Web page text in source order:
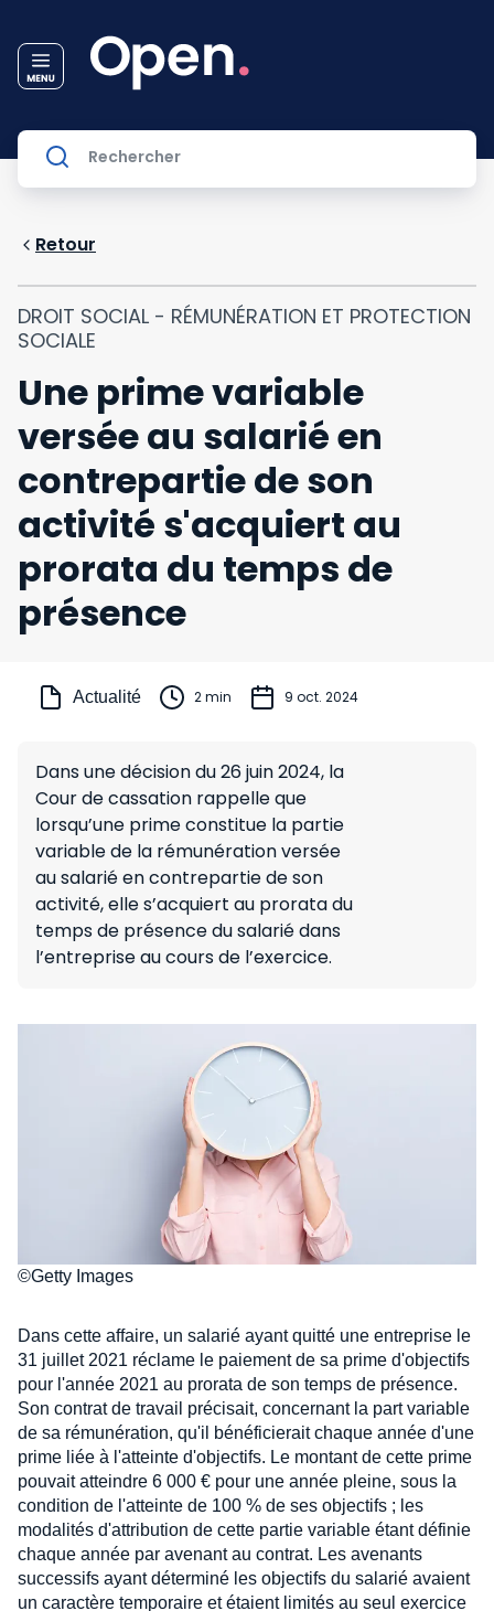
Retour
DROIT SOCIAL - RÉMUNÉRATION ET PROTECTION
SOCIALE
Une prime variable
versée au salarié en
contrepartie de son
activité s'acquiert au
prorata du temps de
présence
Actualité 2 min 9 oct. 2024
Dans une décision du 26 juin 2024, la
Cour de cassation rappelle que
lorsqu’une prime constitue la partie
variable de la rémunération versée
au salarié en contrepartie de son
activité, elle s’acquiert au prorata du
temps de présence du salarié dans
l’entreprise au cours de l’exercice.
©Getty Images
Dans cette affaire, un salarié ayant quitté une entreprise le
31 juillet 2021 réclame le paiement de sa prime d'objectifs
pour l'année 2021 au prorata de son temps de présence.
Son contrat de travail précisait, concernant la part variable
de sa rémunération, qu'il bénéficierait chaque année d'une
prime liée à l'atteinte d'objectifs. Le montant de cette prime
pouvait atteindre 6 000 € pour une année pleine, sous la
condition de l'atteinte de 100 % de ses objectifs ; les
modalités d'attribution de cette partie variable étant définie
chaque année par avenant au contrat. Les avenants
successifs ayant déterminé les objectifs du salarié avaient
un caractère temporaire et étaient limités au seul exercice